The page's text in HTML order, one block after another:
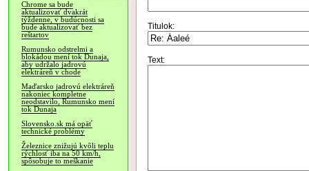
Chrome sa bude
aktualizovať dvakrát
týždenne, v budúcnosti sa
bude aktualizovať bez
reštartov
Rumunsko odstrelmi a
blokádou mení tok Dunaja,
aby udržalo jadrovú
elektráreň v chode
Maďarsko jadrovú elektráreň
nakoniec kompletne
neodstavilo, Rumunsko mení
tok Dunaja
Slovensko.sk má opäť
technické problémy
Železnice znižujú kvôli teplu
rýchlosť iba na 50 km/h,
spôsobuje to meškanie
Titulok:
Text: